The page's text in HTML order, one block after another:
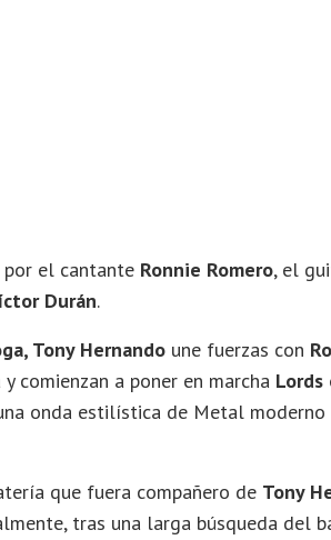
por el cantante Ronnie Romero, el
Durán.
Tony Hernando une fuerzas con
comienzan a poner en marcha Lords
onda estilística de Metal moderno
que fuera compañero de Tony
tras una larga búsqueda del